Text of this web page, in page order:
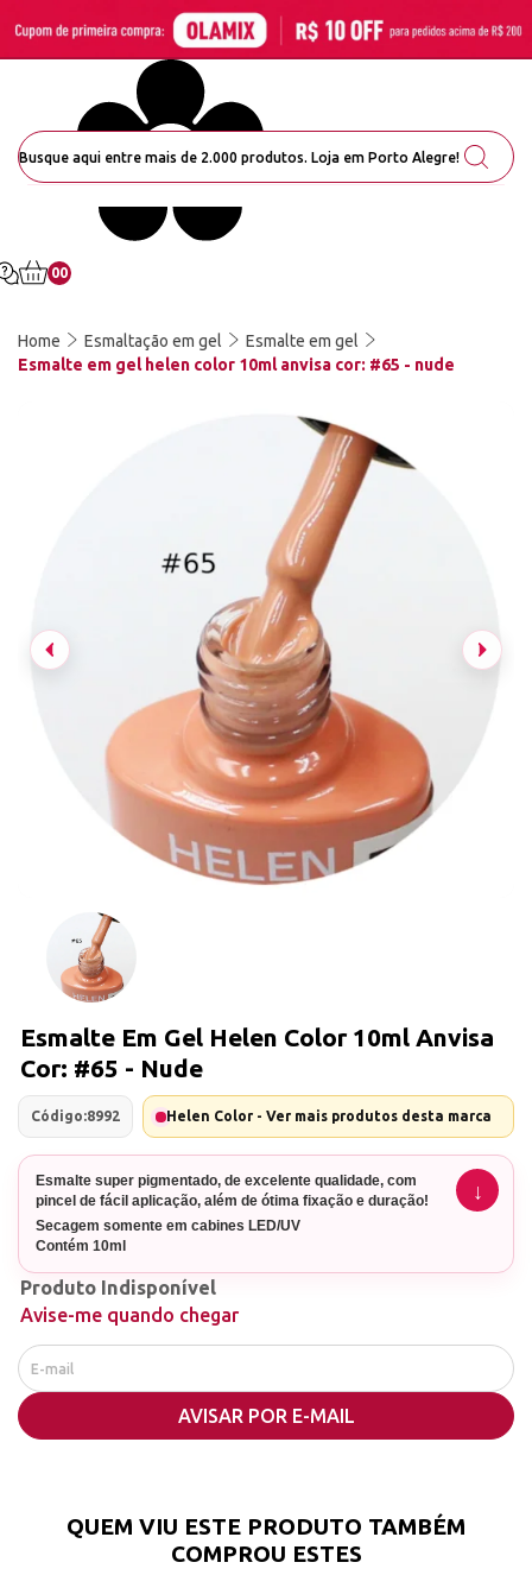
00
Home Esmaltação em gel
Esmalte em gel
Esmalte em gel helen color 10ml anvisa cor: #65 - nude
Esmalte Em Gel Helen Color 10ml Anvisa
Cor: #65 - Nude
Código:8992 Helen Color - Ver mais produtos desta marca
Esmalte super pigmentado, de excelente qualidade, com
pincel de fácil aplicação, além de ótima fixação e duração!
Secagem somente em cabines LED/UV
Contém 10ml
COM ANVISA!
Nº do processo: 25351.423897/2020-49
Produto Indisponível
Avise-me quando chegar
AVISAR POR E-MAIL
QUEM VIU ESTE PRODUTO TAMBÉM
COMPROU ESTES